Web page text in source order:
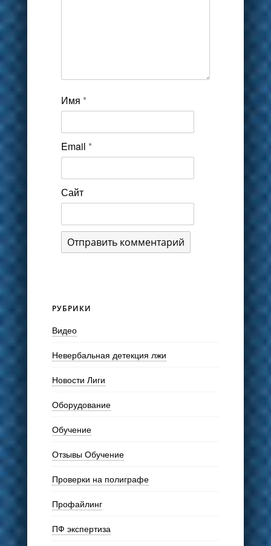
Имя *
Email *
Сайт
РУБРИКИ
Видео
Невербальная детекция лжи
Новости Лиги
Оборудование
Обучение
Отзывы Обучение
Проверки на полиграфе
Профайлинг
ПФ экспертиза